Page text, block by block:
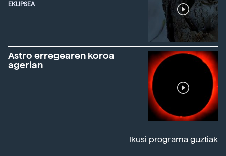
EKLIPSEA
Astro erregearen koroa
agerian
Ikusi programa guztiak